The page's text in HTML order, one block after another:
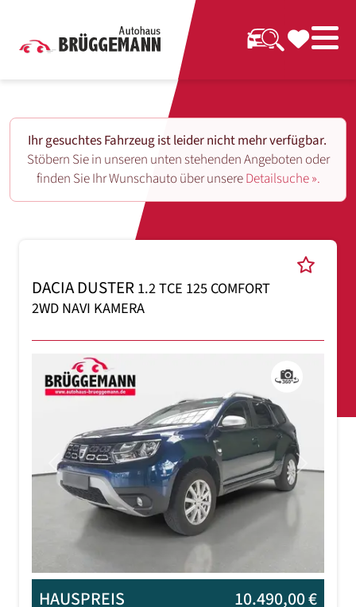
Ihr gesuchtes Fahrzeug ist leider nicht mehr verfügbar.
Stöbern Sie in unseren unten stehenden Angeboten oder
finden Sie Ihr Wunschauto über unsereDetailsuche ».
DACIA DUSTER1.2 TCE 125 COMFORT
2WD NAVI KAMERA
Previous Next
HAUSPREIS 10.490,00 €